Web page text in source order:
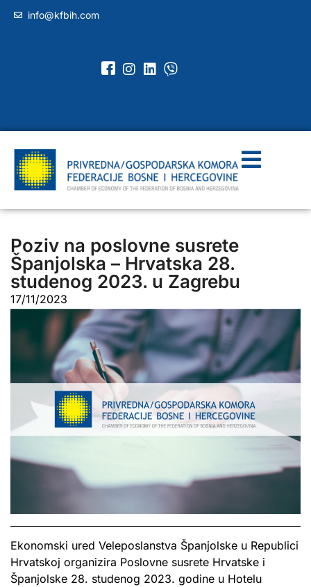
info@kfbih.com
Poziv na poslovne susrete
Španjolska – Hrvatska 28.
studenog 2023. u Zagrebu
17/11/2023
Ekonomski ured Veleposlanstva Španjolske u Republici
Hrvatskoj organizira Poslovne susrete Hrvatske i
Španjolske 28. studenog 2023. godine u Hotelu